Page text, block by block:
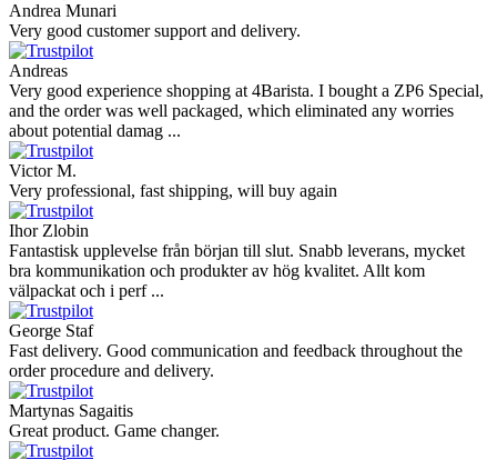
Andrea Munari
Very good customer support and delivery.
Andreas
Very good experience shopping at 4Barista. I bought a ZP6 Special,
and the order was well packaged, which eliminated any worries
about potential damag ...
Victor M.
Very professional, fast shipping, will buy again
Ihor Zlobin
Fantastisk upplevelse från början till slut. Snabb leverans, mycket
bra kommunikation och produkter av hög kvalitet. Allt kom
välpackat och i perf ...
George Staf
Fast delivery. Good communication and feedback throughout the
order procedure and delivery.
Martynas Sagaitis
Great product. Game changer.